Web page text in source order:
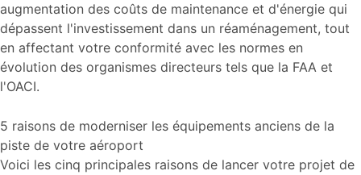
augmentation des coûts de maintenance et d'énergie qui
dépassent l'investissement dans un réaménagement, tout
en affectant votre conformité avec les normes en
évolution des organismes directeurs tels que la FAA et
l'OACI.
5 raisons de moderniser les équipements anciens de la
piste de votre aéroport
Voici les cinq principales raisons de lancer votre projet de